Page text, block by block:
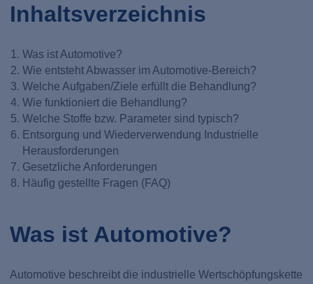
Inhaltsverzeichnis
Was ist Automotive?
Wie entsteht Abwasser im Automotive-Bereich?
Welche Aufgaben/Ziele erfüllt die Behandlung?
Wie funktioniert die Behandlung?
Welche Stoffe bzw. Parameter sind typisch?
Entsorgung und Wiederverwendung Industrielle
Herausforderungen
Gesetzliche Anforderungen
Häufig gestellte Fragen (FAQ)
Was ist Automotive?
Automotive beschreibt die industrielle Wertschöpfungskette